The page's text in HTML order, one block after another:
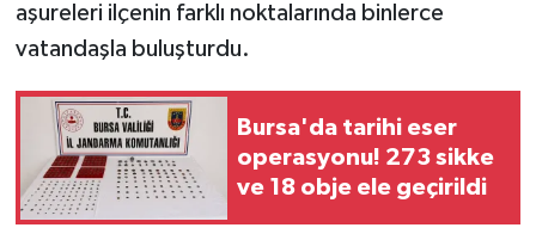
aşureleri ilçenin farklı noktalarında binlerce
vatandaşla buluşturdu.
Bursa'da tarihi eser
operasyonu! 273 sikke
ve 18 obje ele geçirildi